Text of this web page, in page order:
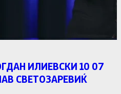
ИЛИЕВСКИ 10 07
СВЕТОЗАРЕВИЌ